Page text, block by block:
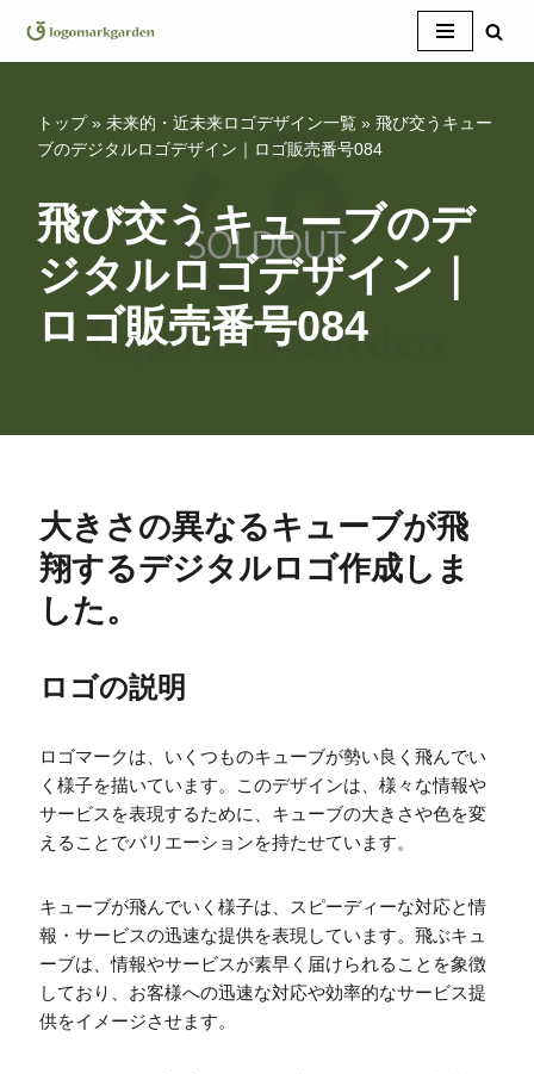
コ
トップ» 未来的・近未来ロゴデザイン一覧 » 飛び交うキュー
ブのデジタルロゴデザイン｜ロゴ販売番号084
飛び交うキューブのデ
ジタルロゴデザイン｜
ロゴ販売番号084
大きさの異なるキューブが飛
翔するデジタルロゴ作成しま
した。
ロゴの説明
ロゴマークは、いくつものキューブが勢い良く飛んでい
く様子を描いています。このデザインは、様々な情報や
サービスを表現するために、キューブの大きさや色を変
えることでバリエーションを持たせています。
キューブが飛んでいく様子は、スピーディーな対応と情
報・サービスの迅速な提供を表現しています。飛ぶキュ
ーブは、情報やサービスが素早く届けられることを象徴
しており、お客様への迅速な対応や効率的なサービス提
供をイメージさせます。